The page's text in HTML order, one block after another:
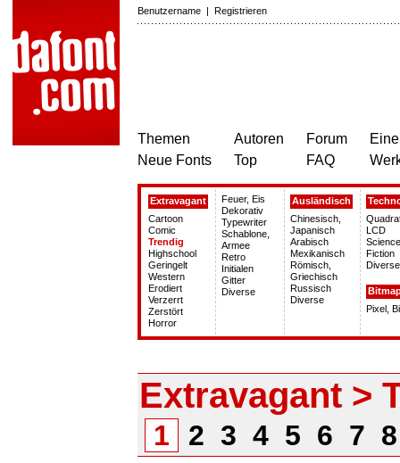
Benutzername | Registrieren
Themen
Neue Fonts
Autoren
Top
Forum
FAQ
Extravagant
Cartoon
Comic
Trendig
Highschool
Geringelt
Western
Erodiert
Verzerrt
Zerstört
Horror
Feuer, Eis
Dekorativ
Typewriter
Schablone,
Armee
Retro
Initialen
Gitter
Diverse
Ausländisch
Chinesisch,
Japanisch
Arabisch
Mexikanisch
Römisch,
Griechisch
Russisch
Diverse
LCD
Fiction
Diverse
Pixel,
Extravagant >
1 2 3 4 5 6 7